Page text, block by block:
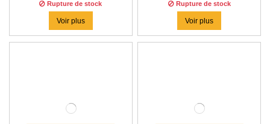
Rupture de stock
Voir plus
Rupture de stock
Voir plus